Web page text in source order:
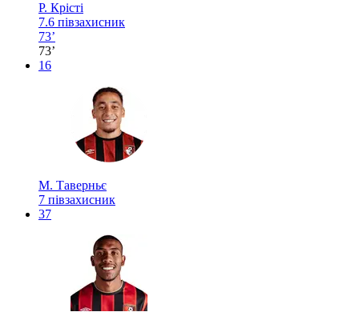
Р. Крісті
7.6 півзахисник
73’
73’
16
М. Таверньє
7 півзахисник
37